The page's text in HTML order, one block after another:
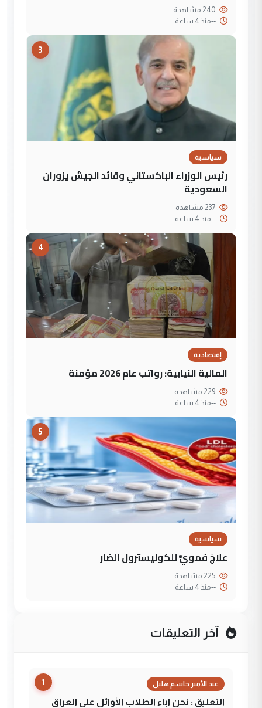
--منذ 4 ساعة
3
سياسية
رئيس الوزراء الباكستاني وقائد الجيش يزوران
السعودية
--منذ 4 ساعة
4
إقتصادية
المالية النيابية: رواتب عام 2026 مؤمنة
--منذ 4 ساعة
5
سياسية
علاجٌ فمويٌّ للكوليسترول الضار
--منذ 4 ساعة
آخر التعليقات
1 عبد الأمير جاسم هليل
التعليق : نحن اباء الطلاب الأوائل على العراق